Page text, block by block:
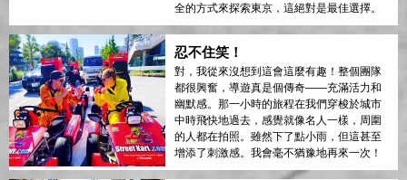
全的方式來探索東京，這絕對是最佳選擇。
忍不住笑！
對，我從來沒想到這會這麼有趣！整個團隊
都很興奮，導遊真是個傳奇——充滿活力和
幽默感。那一小時的旅程在我們穿梭於城市
中時飛快地過去，感覺就像名人一樣，周圍
的人都在拍照。雖然下了點小雨，但這甚至
增添了刺激感。我會毫不猶豫地再來一次！